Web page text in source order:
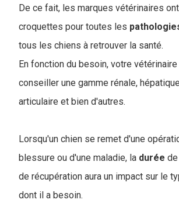
De ce fait, les marques vétérinaires
croquettes pour toutes les
tous les chiens à retrouver la santé.
En fonction du besoin, votre
conseiller une gamme rénale,
articulaire et bien d'autres.
Lorsqu'un chien se remet d'une
blessure ou d'une maladie, la durée
de récupération aura un impact sur le
dont il a besoin.